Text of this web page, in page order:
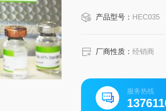
6.检测指标齐全：炎症
148.购买Bogoo ELISA
产品型号： HEC035
厂商性质：经销商
服务热线